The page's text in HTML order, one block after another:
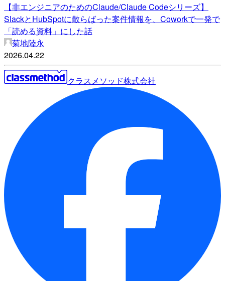
【非エンジニアのためのClaude/Claude Codeシリーズ】
SlackとHubSpotに散らばった案件情報を、Coworkで一発で
「読める資料」にした話
菊地陸永
2026.04.22
クラスメソッド株式会社